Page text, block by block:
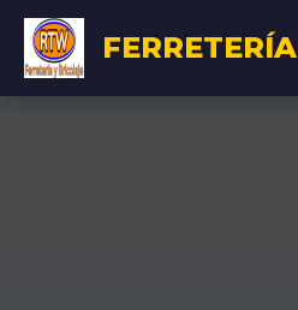
FERRETERÍA